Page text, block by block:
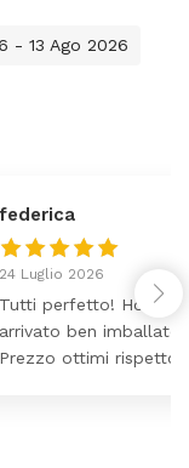
- 13 Ago 2026
lettino che é
pochi giorni.